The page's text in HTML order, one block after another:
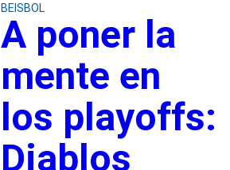
BEISBOL
A poner la
mente en
los playoffs:
Diablos